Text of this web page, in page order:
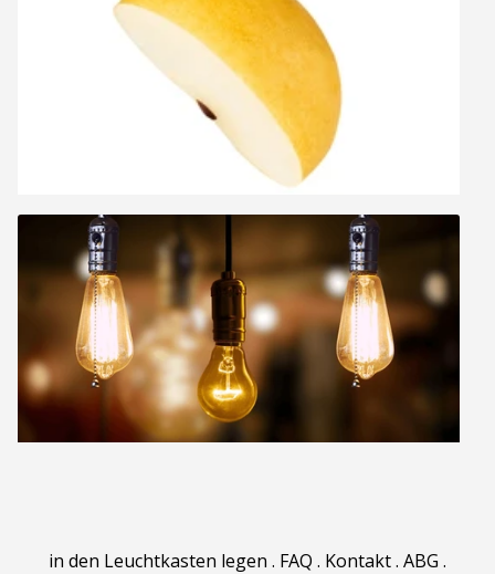
in den Leuchtkasten legen . FAQ . Kontakt. ABG .